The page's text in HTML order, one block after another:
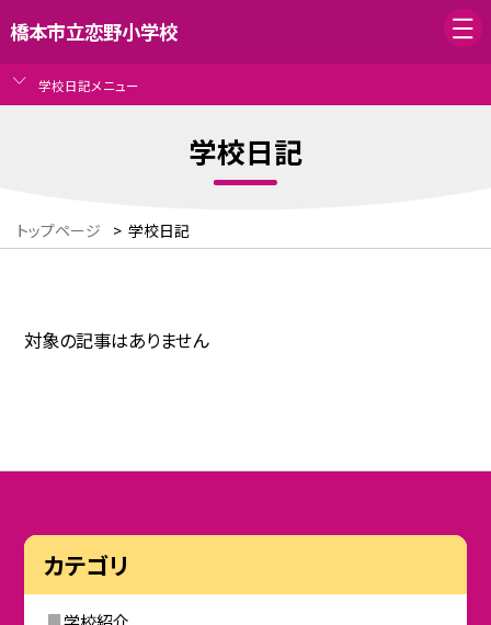
橋本市立恋野小学校
学校日記メニュー
学校日記
トップページ > 学校日記
対象の記事はありません
カテゴリ